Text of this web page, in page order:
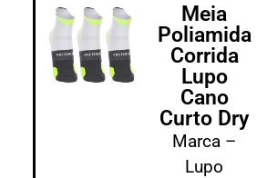
Meia
Poliamida
Corrida
Lupo
Cano
Curto Dry
Marca –
Lupo